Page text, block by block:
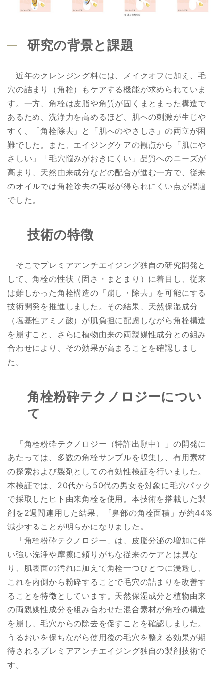
研究の背景と課題
近年のクレンジング料には、メイクオフに加え、毛
穴の詰まり（角栓）もケアする機能が求められていま
す。一方、角栓は皮脂や角質が固くまとまった構造で
あるため、洗浄力を高めるほど、肌への刺激が生じや
すく、「角栓除去」と「肌へのやさしさ」の両立が困
難でした。また、エイジングケアの観点から「肌にや
さしい」「毛穴悩みがおきにくい」品質へのニーズが
高まり、天然由来成分などの配合が進む一方で、従来
のオイルでは角栓除去の実感が得られにくい点が課題
でした。
技術の特徴
そこでプレミアアンチエイジング独自の研究開発と
して、角栓の性状（固さ・まとまり）に着目し、従来
は難しかった角栓構造の「崩し・除去」を可能にする
技術開発を推進しました。その結果、天然保湿成分
（塩基性アミノ酸）が肌負担に配慮しながら角栓構造
を崩すこと、さらに植物由来の両親媒性成分との組み
合わせにより、その効果が高まることを確認しまし
た。
角栓粉砕テクノロジーについ
て
「角栓粉砕テクノロジー（特許出願中）」の開発に
あたっては、多数の角栓サンプルを収集し、有用素材
の探索および製剤としての有効性検証を行いました。
本検証では、20代から50代の男女を対象に毛穴パック
で採取したヒト由来角栓を使用。本技術を搭載した製
剤を2週間連用した結果、「鼻部の角栓面積」が約44%
減少することが明らかになりました。
「角栓粉砕テクノロジー」は、皮脂分泌の増加に伴
い強い洗浄や摩擦に頼りがちな従来のケアとは異な
り、肌表面の汚れに加えて角栓一つひとつに浸透し、
これを内側から粉砕することで毛穴の詰まりを改善す
ることを特徴としています。天然保湿成分と植物由来
の両親媒性成分を組み合わせた混合素材が角栓の構造
を崩し、毛穴からの除去を促すことを確認しました。
うるおいを保ちながら使用後の毛穴を整える効果が期
待されるプレミアアンチエイジング独自の製剤技術で
す。